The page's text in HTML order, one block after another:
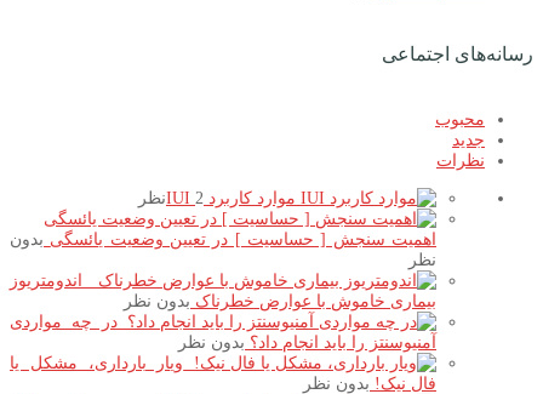
رسانه‌های اجتماعی
محبوب
جدید
نظرات
موارد کاربرد IUI 2نظر
اهمیت سنجش [ حساسیت ] در تعیین وضعیت یائسگی بدون
نظر
اندومتریوز
بیماری خاموش با عوارض خطرناک بدون نظر
در چه مواردی
آمنیوسنتز را باید انجام داد؟ بدون نظر
ویار بارداری، مشکل یا
فال نیک! بدون نظر